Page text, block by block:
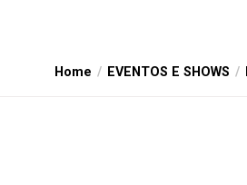
Home EVENTOS E SHOWS